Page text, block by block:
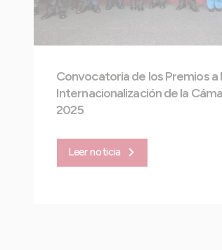
Convocatoria de los Premios a
Internacionalización de la
2025
Leer noticia